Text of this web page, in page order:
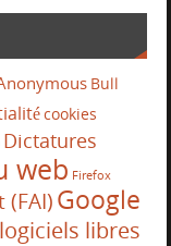
Bull
cookies
Dictatures
web Firefox
Google
logiciels libres